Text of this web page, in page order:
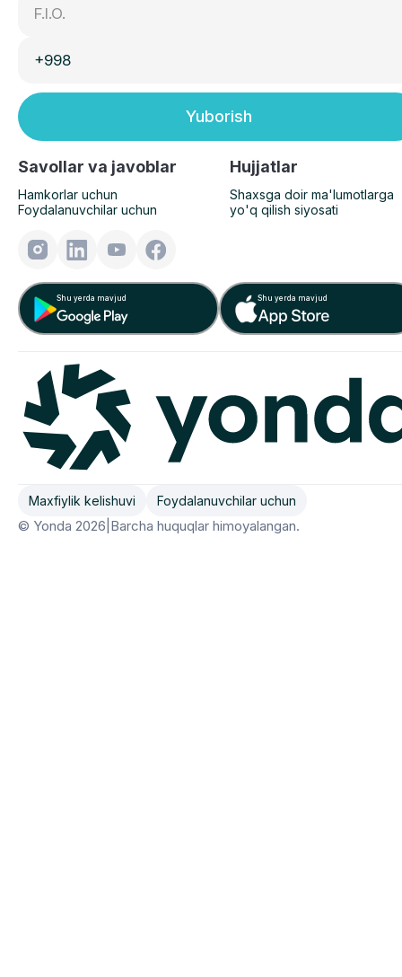
Yuborish
Savollar va javoblar
Hamkorlar uchun
Foydalanuvchilar uchun
Hujjatlar
Shaxsga doir ma'lumotlarga
yo'q qilish siyosati
Shu yerda mavjud Shu yerda mavjud
Maxfiylik kelishuvi Foydalanuvchilar uchun
© Yonda 2026 Barcha huquqlar himoyalangan.